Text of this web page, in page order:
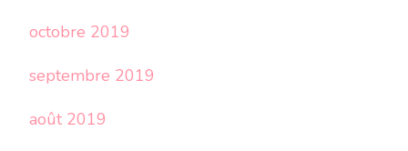
octobre 2019
septembre 2019
août 2019